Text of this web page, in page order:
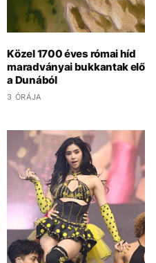
Közel 1700 éves római híd
maradványai bukkantak elő
a Dunából
3 ÓRÁJA